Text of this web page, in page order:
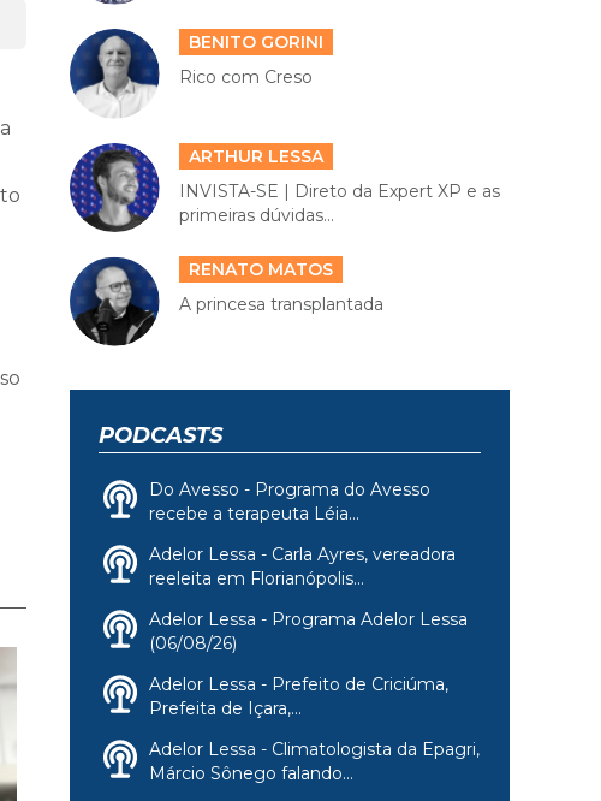
BENITO GORINI
Rico com Creso
ARTHUR LESSA
INVISTA-SE | Direto da Expert XP e as
primeiras dúvidas...
RENATO MATOS
A princesa transplantada
PODCASTS
Do Avesso - Programa do Avesso
recebe a terapeuta Léia...
Adelor Lessa - Carla Ayres, vereadora
reeleita em Florianópolis...
Adelor Lessa - Programa Adelor Lessa
(06/08/26)
Adelor Lessa - Prefeito de Criciúma,
Prefeita de Içara,...
Adelor Lessa - Climatologista da Epagri,
Márcio Sônego falando...